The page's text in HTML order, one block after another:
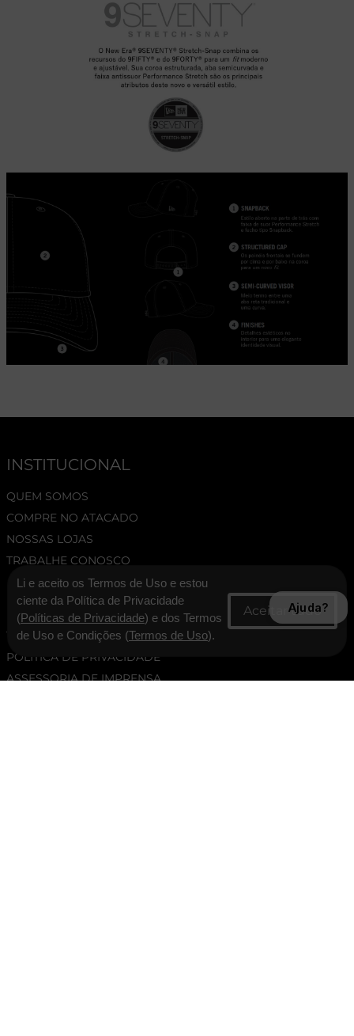
INSTITUCIONAL
QUEM SOMOS
COMPRE NO ATACADO
NOSSAS LOJAS
TRABALHE CONOSCO
SUPORTE
TERMOS E CONDIÇÕES
POLÍTICA DE PRIVACIDADE
ASSESSORIA DE IMPRENSA
Li e aceito os Termos de Uso e estou
ciente da Política de Privacidade
(Políticas de Privacidade) e dos Termos
de Uso e Condições (Termos de Uso).
Ajuda?